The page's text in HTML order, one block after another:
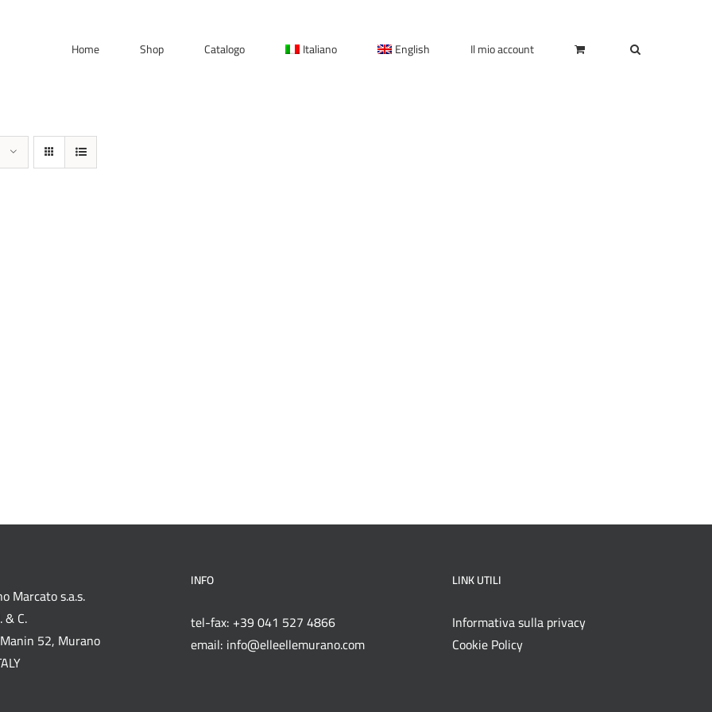
Home Shop Catalogo Italiano English Il mio account
Marcato s.a.s.
C.
52, Murano
INFO
tel-fax: +39 041 527 4866
email: info@elleellemurano.com
LINK UTILI
Informativa sulla privacy
Cookie Policy